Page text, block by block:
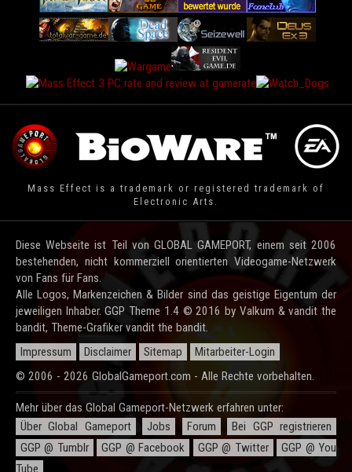
Mass Effect is a trademark or registered trademark of
Electronic Arts.
Diese Webseite ist Teil von GLOBAL GAMEPORT, einem seit 2006
bestehenden, nicht kommerziell orientierten Videogame-Netzwerk
von Fans für Fans.
Alle Logos, Markenzeichen & Bilder sind das geistige Eigentum der
jeweiligen Inhaber. GGP Theme 1.4 © 2016 by Valkum & vandit the
bandit, Theme-Grafiker vandit the bandit.
Impressum
Disclaimer Sitemap
Mitarbeiter-Login
© 2006 - 2026 GlobalGameport.com - Alle Rechte vorbehalten.
Mehr über das Global Gameport-Netzwerk erfahren unter:
Über Global Gameport
Jobs Forum
Bei GGP registrieren
GGP @ Tumblr
GGP @ Facebook GGP @ Twitter
GGP @ You
Tube